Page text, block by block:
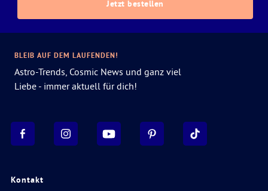
Jetzt bestellen
Kontakt
BLEIB AUF DEM LAUFENDEN!
Astro-Trends, Cosmic News und ganz viel
Liebe - immer aktuell für dich!